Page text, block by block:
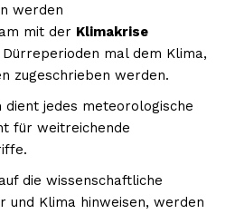
werden
mit der Klimakrise
mal dem Klima,
zugeschrieben werden.
dient jedes meteorologische
für weitreichende
die wissenschaftliche
und Klima hinweisen, werden